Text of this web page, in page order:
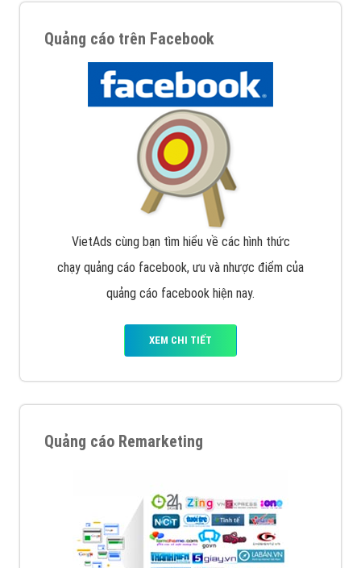
Quảng cáo trên Facebook
VietAds cùng bạn tìm hiểu về các hình thức
chạy quảng cáo facebook, ưu và nhược điểm của
quảng cáo facebook hiện nay.
XEM CHI TIẾT
Quảng cáo Remarketing